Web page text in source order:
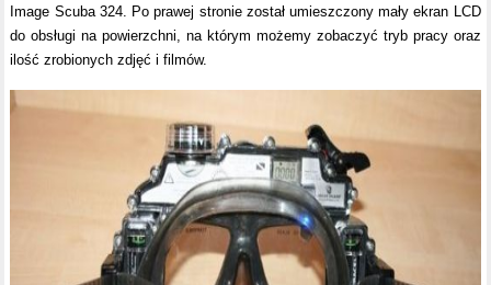
Image Scuba 324. Po prawej stronie został umieszczony mały ekran LCD
do obsługi na powierzchni, na którym możemy zobaczyć tryb pracy oraz
ilość zrobionych zdjęć i filmów.